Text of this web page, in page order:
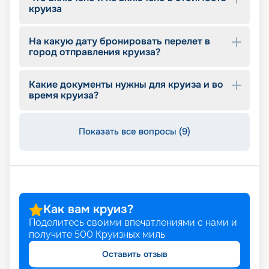
Лайнер Vision of the Seas совершает круизы
безупречным сервисом, но и посетить
живописные города во время путешествия. На
нашем сайте вы можете найти необходимую
расписание и обзор маршрутов, схему
размещения, план палуб, описание и фото кают,
подходящий тур, можно в режиме онлайн.
круиза
На какую дату бронировать перелет в
город отправления круиза?
Какие документы нужны для круиза и во
время круиза?
Показать все вопросы (9)
Как вам круиз?
Поделитесь своими впечатлениями с нами и
получите 500 Круизных миль
Оставить отзыв